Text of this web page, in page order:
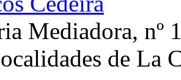
Mediadora, nº
de La